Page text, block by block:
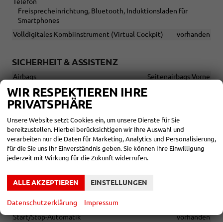
Telefon
Freisprecheinrichtung, Bluetooth, Induktionsladen für
Smartphones
Volldigitales Kombiinstrument (Virtual Cockpit)
vorhanden
SICHERHEIT & ASSISTENZ
Airbags
Seitenairbags Vorne
Assistenzsysteme
Tempomat, Tempomat mit Lenkradkontrolle,
Abstandstempomat adaptiv (ACC), Notrufsystem
Diebstahl-Alarmanlage
vorhanden
Einparkhilfe
Park Distance Control vorne, Park Distance Control hinten,
Rückfahrkamera
Lichttechnik
LED Scheinwerfer
Start/Stop-Automatik
vorhanden
WIR RESPEKTIEREN IHRE
PRIVATSPHÄRE
Unsere Website setzt Cookies ein, um unsere Dienste für Sie
bereitzustellen. Hierbei berücksichtigen wir Ihre Auswahl und
verarbeiten nur die Daten für Marketing, Analytics und Personalisierung,
für die Sie uns Ihr Einverständnis geben. Sie können Ihre Einwilligung
jederzeit mit Wirkung für die Zukunft widerrufen.
ALLE AKZEPTIEREN EINSTELLUNGEN
Datenschutzerklärung Impressum